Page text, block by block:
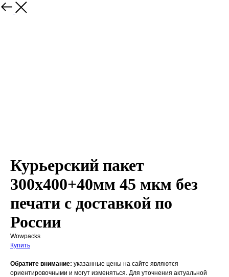
Курьерский пакет
300х400+40мм 45 мкм без
печати с доставкой по
России
Wowpacks
Купить
Обратите внимание: указанные цены на сайте являются
ориентировочными и могут изменяться. Для уточнения актуальной